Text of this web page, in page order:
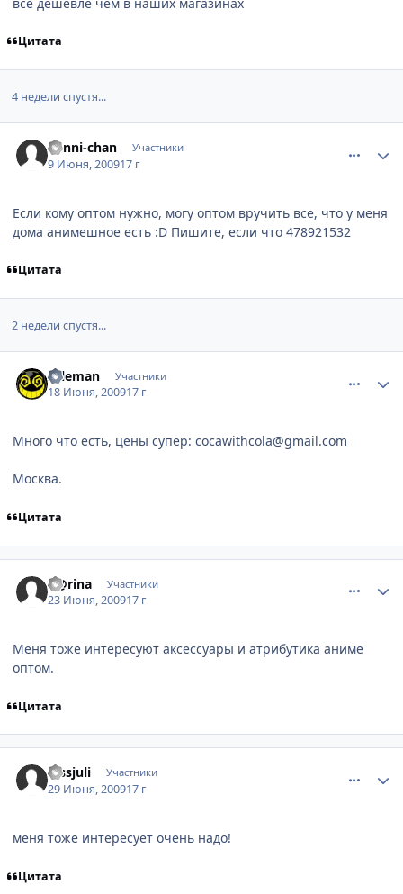
Цитата
4 недели спустя...
Kenni-chan Участники
9 Июня, 200917 г
Если кому оптом нужно, могу оптом вручить все, что у меня
дома анимешное есть :D Пишите, если что 478921532
Цитата
2 недели спустя...
saleman Участники
18 Июня, 200917 г
Много что есть, цены супер: cocawithcola@gmail.com
Москва.
Цитата
K@rina Участники
23 Июня, 200917 г
Меня тоже интересуют аксессуары и атрибутика аниме
оптом.
Цитата
kissjuli Участники
29 Июня, 200917 г
меня тоже интересует очень надо!
Цитата